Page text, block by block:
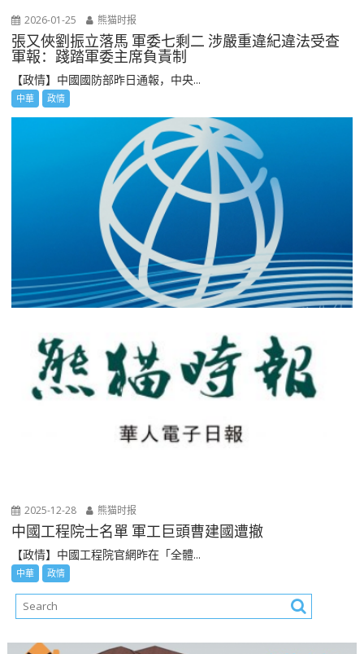
2026-01-25 熊猫时报
張又俠劉振立落馬 軍委七剩二 涉嚴重違紀違法受查
軍報：踐踏軍委主席負責制
【政情】中國國防部昨日通報，中央...
中華 政情
2025-12-28 熊猫时报
中國工程院士名單 軍工巨頭曹建國遭撤
【政情】中國工程院官網昨在「全體...
中華 政情